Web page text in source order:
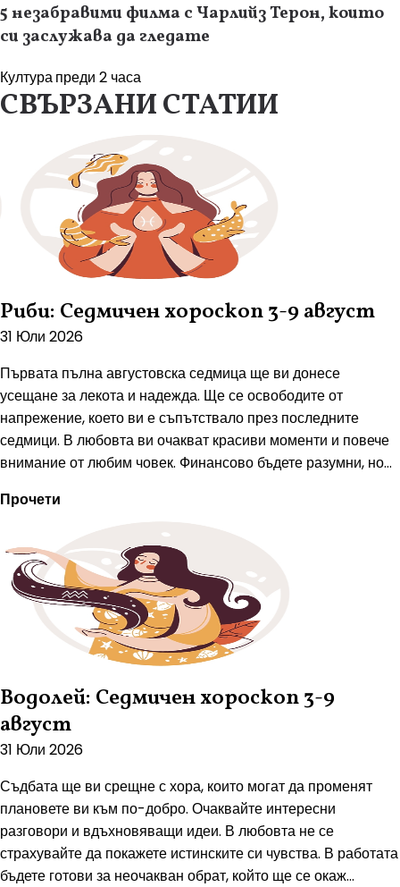
5 незабравими филма с Чарлийз Терон, които
си заслужава да гледате
Културапреди 2 часа
СВЪРЗАНИ СТАТИИ
Риби: Седмичен хороскоп 3-9 август
31 Юли 2026
Първата пълна августовска седмица ще ви донесе
усещане за лекота и надежда. Ще се освободите от
напрежение, което ви е съпътствало през последните
седмици. В любовта ви очакват красиви моменти и повече
внимание от любим човек. Финансово бъдете разумни, но...
Прочети
Водолей: Седмичен хороскоп 3-9
август
31 Юли 2026
Съдбата ще ви срещне с хора, които могат да променят
плановете ви към по-добро. Очаквайте интересни
разговори и вдъхновяващи идеи. В любовта не се
страхувайте да покажете истинските си чувства. В работата
бъдете готови за неочакван обрат, който ще се окаж...